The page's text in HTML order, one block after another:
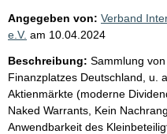
Angegeben von: Verband
e.V. am 10.04.2024
Beschreibung: Sammlung
Finanzplatzes Deutschland, u.
Aktienmärkte (moderne
Naked Warrants, Kein
Anwendbarkeit des